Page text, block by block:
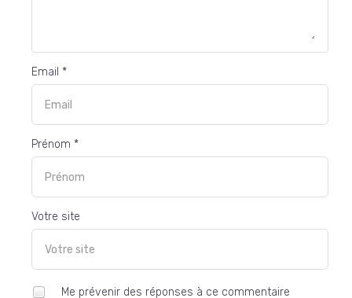
Email *
Prénom *
Votre site
Me prévenir des réponses à ce commentaire